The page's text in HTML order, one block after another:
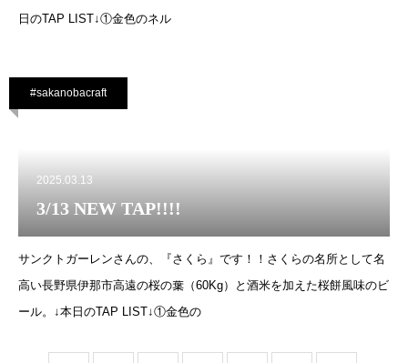
日のTAP LIST↓①金色のネル
#sakanobacraft
2025.03.13
3/13 NEW TAP!!!!
サンクトガーレンさんの、『さくら』です！！さくらの名所として名
高い長野県伊那市高遠の桜の葉（60Kg）と酒米を加えた桜餅風味のビ
ール。↓本日のTAP LIST↓①金色の